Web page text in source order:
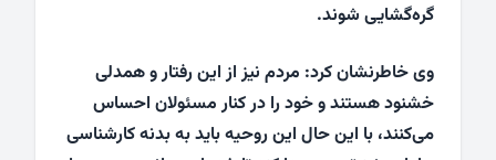
گره‌گشایی شوند.
وی خاطرنشان کرد: مردم نیز از این رفتار و همدلی
خشنود هستند و خود را در کنار مسئولان احساس
می‌کنند، با این حال این روحیه باید به بدنه کارشناسی